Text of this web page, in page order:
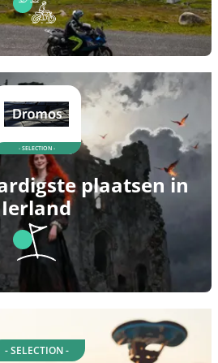
- SELECTION -
plaatsen in
Ierland
- SELECTION -